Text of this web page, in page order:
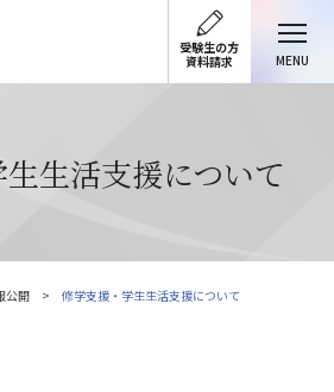
受験生の方
資料請求
MENU
生活支援について
公開 修学支援・学生生活支援について